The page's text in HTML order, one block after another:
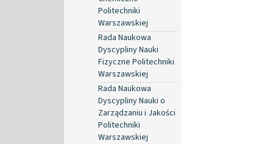
Politechniki
Warszawskiej
Rada Naukowa
Dyscypliny Nauki
Fizyczne Politechniki
Warszawskiej
Rada Naukowa
Dyscypliny Nauki o
Zarządzaniu i Jakości
Politechniki
Warszawskiej